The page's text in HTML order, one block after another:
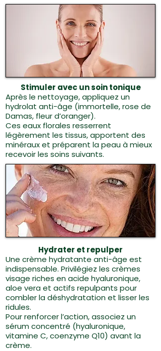
Stimuler avec un soin tonique
Après le nettoyage, appliquez un
hydrolat anti-âge (immortelle, rose de
Damas, fleur d’oranger).
Ces eaux florales resserrent
légèrement les tissus, apportent des
minéraux et préparent la peau à mieux
recevoir les soins suivants.
Hydrater et repulper
Une crème hydratante anti-âge est
indispensable. Privilégiez les crèmes
visage riches en acide hyaluronique,
aloe vera et actifs repulpants pour
combler la déshydratation et lisser les
ridules.
Pour renforcer l’action, associez un
sérum concentré (hyaluronique,
vitamine C, coenzyme Q10) avant la
crème.